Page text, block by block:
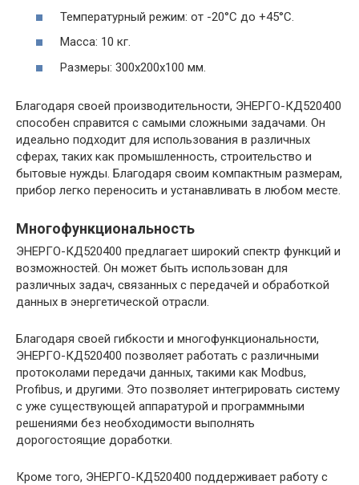
Температурный режим: от -20°C до +45°C.
Масса: 10 кг.
Размеры: 300x200x100 мм.
Благодаря своей производительности, ЭНЕРГО-КД520400
способен справится с самыми сложными задачами. Он
идеально подходит для использования в различных
сферах, таких как промышленность, строительство и
бытовые нужды. Благодаря своим компактным размерам,
прибор легко переносить и устанавливать в любом месте.
Многофункциональность
ЭНЕРГО-КД520400 предлагает широкий спектр функций и
возможностей. Он может быть использован для
различных задач, связанных с передачей и обработкой
данных в энергетической отрасли.
Благодаря своей гибкости и многофункциональности,
ЭНЕРГО-КД520400 позволяет работать с различными
протоколами передачи данных, такими как Modbus,
Profibus, и другими. Это позволяет интегрировать систему
с уже существующей аппаратурой и программными
решениями без необходимости выполнять
дорогостоящие доработки.
Кроме того, ЭНЕРГО-КД520400 поддерживает работу с